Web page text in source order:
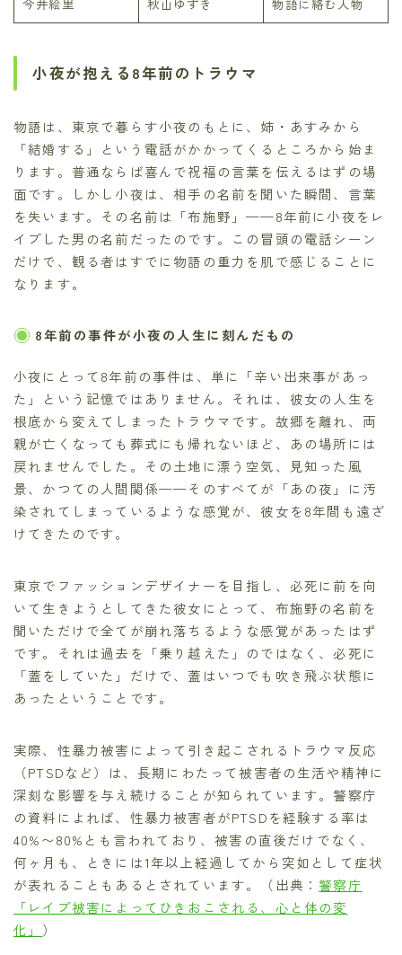
小夜が抱える8年前のトラウマ
物語は、東京で暮らす小夜のもとに、姉・あすみから
「結婚する」という電話がかかってくるところから始ま
ります。普通ならば喜んで祝福の言葉を伝えるはずの場
面です。しかし小夜は、相手の名前を聞いた瞬間、言葉
を失います。その名前は「布施野」——8年前に小夜をレ
イプした男の名前だったのです。この冒頭の電話シーン
だけで、観る者はすでに物語の重力を肌で感じることに
なります。
8年前の事件が小夜の人生に刻んだもの
小夜にとって8年前の事件は、単に「辛い出来事があっ
た」という記憶ではありません。それは、彼女の人生を
根底から変えてしまったトラウマです。故郷を離れ、両
親が亡くなっても葬式にも帰れないほど、あの場所には
戻れませんでした。その土地に漂う空気、見知った風
景、かつての人間関係——そのすべてが「あの夜」に汚
染されてしまっているような感覚が、彼女を8年間も遠ざ
けてきたのです。
東京でファッションデザイナーを目指し、必死に前を向
いて生きようとしてきた彼女にとって、布施野の名前を
聞いただけで全てが崩れ落ちるような感覚があったはず
です。それは過去を「乗り越えた」のではなく、必死に
「蓋をしていた」だけで、蓋はいつでも吹き飛ぶ状態に
あったということです。
実際、性暴力被害によって引き起こされるトラウマ反応
（PTSDなど）は、長期にわたって被害者の生活や精神に
深刻な影響を与え続けることが知られています。警察庁
の資料によれば、性暴力被害者がPTSDを経験する率は
40%〜80%とも言われており、被害の直後だけでなく、
何ヶ月も、ときには1年以上経過してから突如として症状
が表れることもあるとされています。（出典：警察庁
「レイプ被害によってひきおこされる、心と体の変
化」 ）